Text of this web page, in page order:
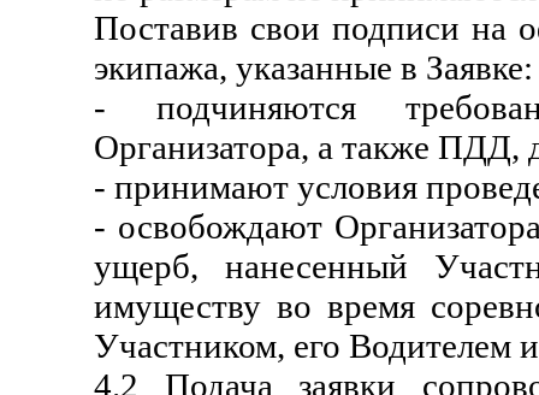
Поставив свои подписи на
экипажа, указанные в Заявке:
- подчиняются
Организатора, а также ПДД,
- принимают условия
- освобождают
ущерб, нанесенный
имуществу во время
Участником, его Водителем
4.2 Подача заявки